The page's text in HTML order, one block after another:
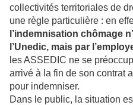
collectivités territoriales de
une règle particulière : en
l’indemnisation chômage
l’Unedic, mais par
les ASSEDIC ne se
arrivé à la fin de son contrat
pour indemniser.
Dans le public, la situation